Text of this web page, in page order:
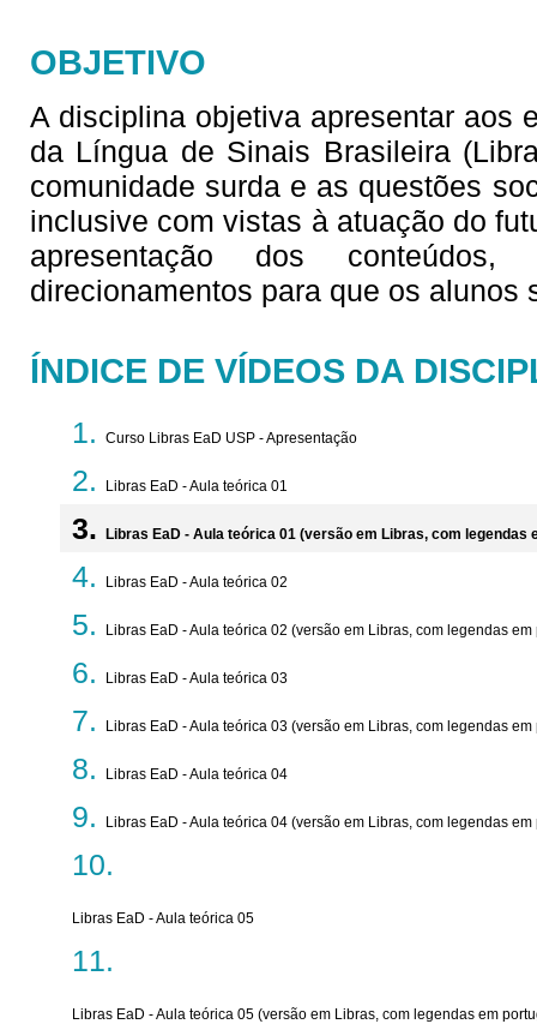
OBJETIVO
A disciplina objetiva apresentar aos
da Língua de Sinais Brasileira
comunidade surda e as questões
inclusive com vistas à atuação do
apresentação dos
direcionamentos para que os alunos
ÍNDICE DE VÍDEOS DA
Curso Libras EaD USP - Apresentação
Libras EaD - Aula teórica 01
Libras EaD - Aula teórica 01 (versão em Libras, com legendas
Libras EaD - Aula teórica 02
Libras EaD - Aula teórica 02 (versão em Libras, com legendas em
Libras EaD - Aula teórica 03
Libras EaD - Aula teórica 03 (versão em Libras, com legendas em
Libras EaD - Aula teórica 04
Libras EaD - Aula teórica 04 (versão em Libras, com legendas em
Libras EaD - Aula teórica 05
Libras EaD - Aula teórica 05 (versão em Libras, com legendas em